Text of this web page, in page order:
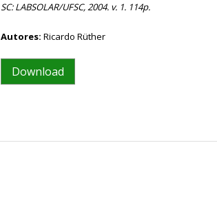
SC: LABSOLAR/UFSC, 2004. v. 1. 114p.
Autores: Ricardo Rüther
Download